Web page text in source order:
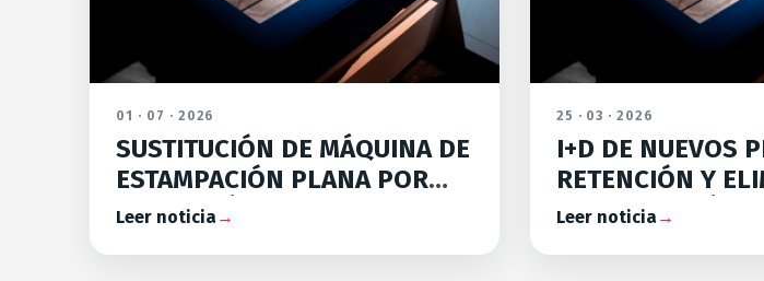
01 · 07 · 2026
SUSTITUCIÓN DE MÁQUINA DE
ESTAMPACIÓN PLANA POR
NUEVA MÁQUINA DE
Leer noticia →
25 · 03 · 2026
I+D DE NUEVOS
RETENCIÓN Y
DE
Leer noticia →